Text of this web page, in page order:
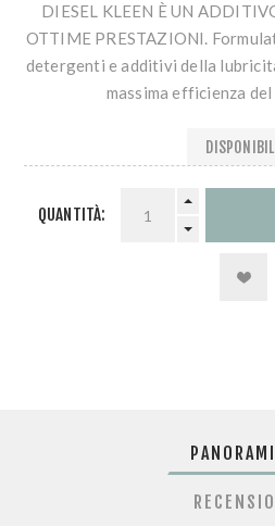
DIESEL KLEEN È UN
OTTIME PRESTAZIONI.
detergenti e additivi della
massima efficienza
QUANTITÀ: